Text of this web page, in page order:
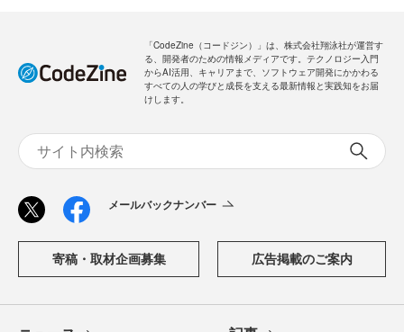
「CodeZine（コードジン）」は、株式会社翔泳社が運営す
る、開発者のための情報メディアです。テクノロジー入門
からAI活用、キャリアまで、ソフトウェア開発にかかわる
すべての人の学びと成長を支える最新情報と実践知をお届
けします。
メールバックナンバー
寄稿・取材企画募集 広告掲載のご案内